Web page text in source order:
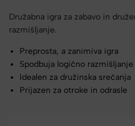
Družabna igra za zabavo in
razmišljanje.
Preprosta, a zanimiva igra
Spodbuja logično razmišljanje
Idealen za družinska srečanja
Prijazen za otroke in odrasle